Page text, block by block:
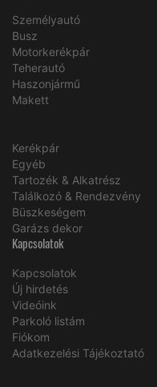
Személyautó
Busz
Motorkerékpár
Teherautó
Haszonjármű
Makett
Kerékpár
Egyéb
Tartozék & Alkatrész
Találkozó & Rendezvény
Büszkeségem
Garázs dekor
Kapcsolatok
Kapcsolatok
Új hirdetés
Videóink
Parkoló listám
Fiókom
Adatkezelési Tájékoztató